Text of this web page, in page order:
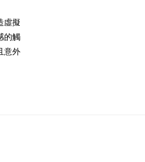
虛擬
的觸
意外